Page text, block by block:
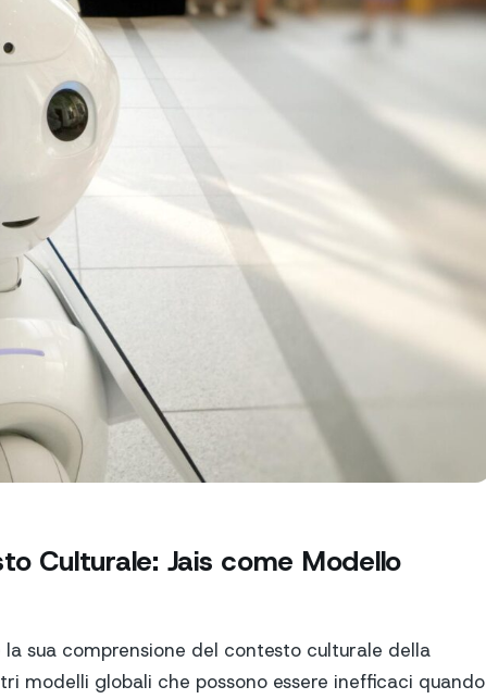
Culturale: Jais come Modello
sua comprensione del contesto culturale della
modelli globali che possono essere inefficaci quando